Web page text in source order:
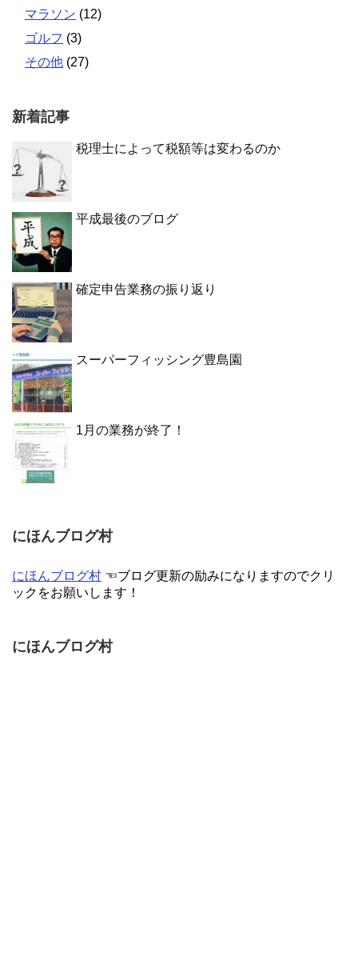
マラソン (12)
ゴルフ (3)
その他 (27)
新着記事
税理士によって税額等は変わるのか
平成最後のブログ
確定申告業務の振り返り
スーパーフィッシング豊島園
1月の業務が終了！
にほんブログ村
にほんブログ村 ☜ブログ更新の励みになりますのでクリ
ックをお願いします！
にほんブログ村